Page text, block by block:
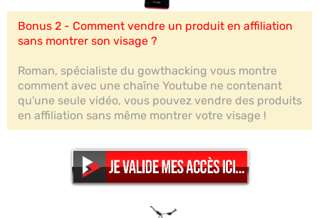
Bonus 2 - Comment vendre un produit en affiliation
sans montrer son visage ?
Roman, spécialiste du gowthacking vous montre
comment avec une chaîne Youtube ne contenant
qu'une seule vidéo, vous pouvez vendre des produits
en affiliation sans même montrer votre visage !